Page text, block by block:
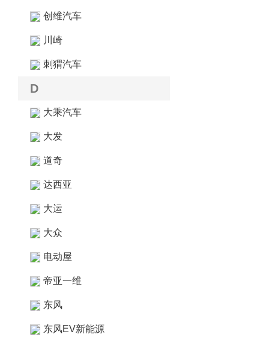
创维汽车
川崎
刺猬汽车
D
大乘汽车
大发
道奇
达西亚
大运
大众
电动屋
帝亚一维
东风
东风EV新能源